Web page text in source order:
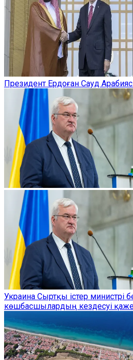
Президент Ердоған Сауд
Украина Сыртқы істер министрі
көшбасшылардың кездесуі